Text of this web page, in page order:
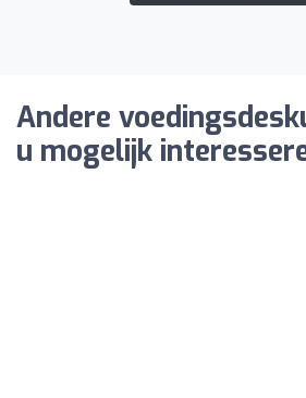
Andere
u mogelijk